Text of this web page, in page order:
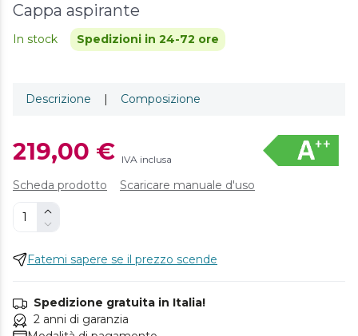
Cappa aspirante
In stock Spedizioni in 24-72 ore
Descrizione | Composizione
219,00 € IVA inclusa
Scheda prodotto Scaricare manuale d'uso
Fatemi sapere se il prezzo scende
Spedizione gratuita in Italia!
2 anni di garanzia